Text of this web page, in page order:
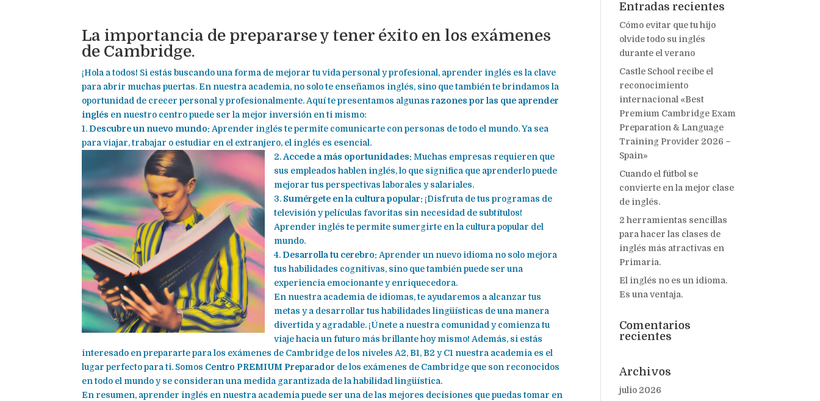
La importancia de prepararse y tener éxito en los exámenes
de Cambridge.
¡Hola a todos! Si estás buscando una forma de mejorar tu vida personal y profesional, aprender inglés es la clave
para abrir muchas puertas. En nuestra academia, no solo te enseñamos inglés, sino que también te brindamos la
oportunidad de crecer personal y profesionalmente. Aquí te presentamos algunasrazones por las que aprender
inglés en nuestro centro puede ser la mejor inversión en ti mismo:
1.Descubre un nuevo mundo: Aprender inglés te permite comunicarte con personas de todo el mundo. Ya sea
para viajar, trabajar o estudiar en el extranjero, el inglés es esencial.
2.Accede a más oportunidades: Muchas empresas requieren que
sus empleados hablen inglés, lo que significa que aprenderlo puede
mejorar tus perspectivas laborales y salariales.
3. Sumérgete en la cultura popular: ¡Disfruta de tus programas de
televisión y películas favoritas sin necesidad de subtítulos!
Aprender inglés te permite sumergirte en la cultura popular del
mundo.
4.Desarrolla tu cerebro: Aprender un nuevo idioma no solo mejora
tus habilidades cognitivas, sino que también puede ser una
experiencia emocionante y enriquecedora.
En nuestra academia de idiomas, te ayudaremos a alcanzar tus
metas y a desarrollar tus habilidades lingüísticas de una manera
divertida y agradable. ¡Únete a nuestra comunidad y comienza tu
viaje hacia un futuro más brillante hoy mismo! Además, si estás
interesado en prepararte para los exámenes de Cambridge de los niveles A2, B1, B2 y C1 nuestra academia es el
lugar perfecto para ti. Somos Centro PREMIUM Preparador de los exámenes de Cambridge que son reconocidos
en todo el mundo y se consideran una medida garantizada de la habilidad lingüística.
En resumen, aprender inglés en nuestra academia puede ser una de las mejores decisiones que puedas tomar en
Entradas recientes
Cómo evitar que tu hijo
olvide todo su inglés
durante el verano
Castle School recibe el
reconocimiento
internacional «Best
Premium Cambridge Exam
Preparation & Language
Training Provider 2026 –
Spain»
Cuando el fútbol se
convierte en la mejor clase
de inglés.
2 herramientas sencillas
para hacer las clases de
inglés más atractivas en
Primaria.
El inglés no es un idioma.
Es una ventaja.
Comentarios
recientes
Archivos
julio 2026